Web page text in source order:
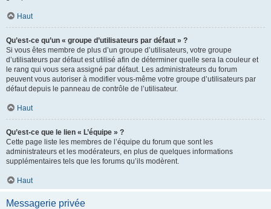
Haut
Qu’est-ce qu’un « groupe d’utilisateurs par défaut » ?
Si vous êtes membre de plus d’un groupe d’utilisateurs, votre groupe
d’utilisateurs par défaut est utilisé afin de déterminer quelle sera la couleur et
le rang qui vous sera assigné par défaut. Les administrateurs du forum
peuvent vous autoriser à modifier vous-même votre groupe d’utilisateurs par
défaut depuis le panneau de contrôle de l’utilisateur.
Haut
Qu’est-ce que le lien « L’équipe » ?
Cette page liste les membres de l’équipe du forum que sont les
administrateurs et les modérateurs, en plus de quelques informations
supplémentaires tels que les forums qu’ils modèrent.
Haut
Messagerie privée